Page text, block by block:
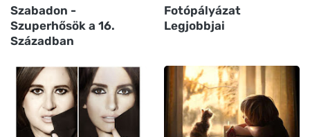
Szabadon -
Szuperhősök a 16.
Században
Fotópályázat
Legjobbjai